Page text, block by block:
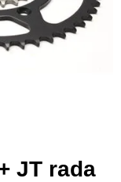
JT rada